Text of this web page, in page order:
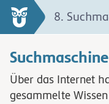
Über das Internet
gesammelte
8.